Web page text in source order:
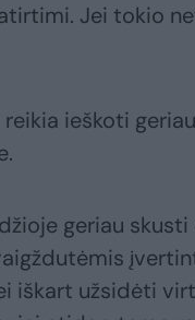
Jei tokio
reikia ieškoti
geriau
iškart užsidėti